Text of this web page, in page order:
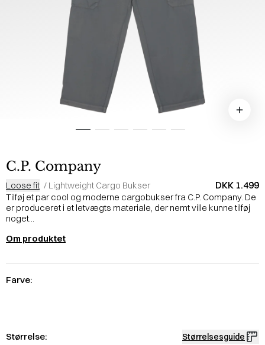
C.P. Company
Loose fit / Lightweight Cargo Bukser DKK 1.499
Tilføj et par cool og moderne cargobukser fra C.P. Company. De
er produceret i et letvægts materiale, der nemt ville kunne tilføj
noget...
Om produktet
Farve:
Størrelse: Størrelsesguide